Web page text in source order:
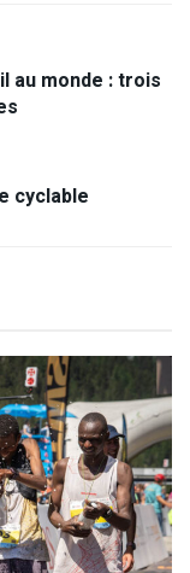
au monde : trois
cyclable